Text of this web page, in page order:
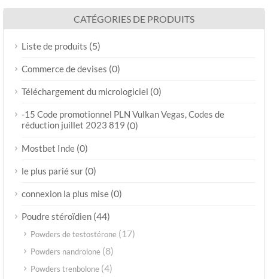
CATÉGORIES DE PRODUITS
Liste de produits (5)
Commerce de devises (0)
Téléchargement du micrologiciel (0)
-15 Code promotionnel PLN Vulkan Vegas, Codes de
réduction juillet 2023 819 (0)
Mostbet Inde (0)
le plus parié sur (0)
connexion la plus mise (0)
Poudre stéroïdien (44)
Powders de testostérone (17)
Powders nandrolone (8)
Powders trenbolone (4)